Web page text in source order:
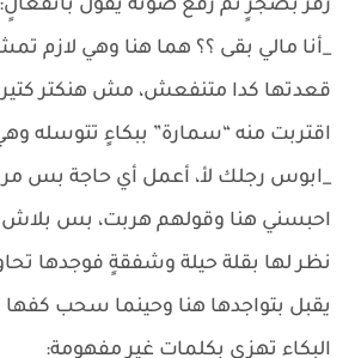
زفر بضجرٍ ثم رفع صوته يقول بانفعالٍ:
_أنا مالي بقى ؟؟ هما هنا وهي لازم
قعدتها كدا متنفعش، مش هنكتر كتير
اقتربت منه “سمارة” ببكاءٍ تتوسله
_ابوس رجلك لأ، أعمل أي حاجة بس
احبسني هنا وقولهم هربت، بس بلاش
نظر لها بقلة حيلة وشفقةٍ فوجدها
يقبل بتواجدها هنا وحينما سحب
البكاء تهزي بكلماتٍ غير مفهومة: